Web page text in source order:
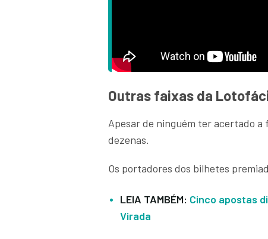
Outras faixas da
Apesar de ninguém ter acertado
dezenas.
Os portadores dos bilhetes
LEIA TAMBÉM: Cinco apostas
Virada